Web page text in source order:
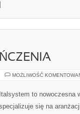
MOŻLIWOŚĆ
Italsystem to nowoczesna
się na